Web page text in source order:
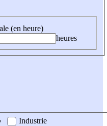
(en heure)
heures
Industrie